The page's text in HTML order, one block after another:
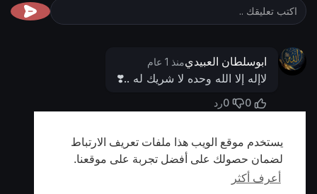
يستخدم موقع الويب هذا ملفات تعريف الارتباط
لضمان حصولك على أفضل تجربة على موقعنا.
أعرف أكثر
ابوسلطان العبيديمنذ 1 عام
لاإله إلا الله وحده لا شريك له ..❣️
0
0رد
أظهر المزيد